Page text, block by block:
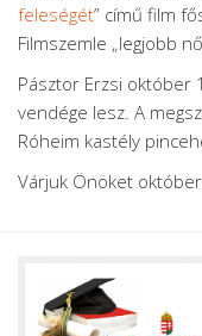
feleségét” című film
Filmszemle „legjobb
Pásztor Erzsi október
vendége lesz. A
Róheim kastély
Várjuk Önöket